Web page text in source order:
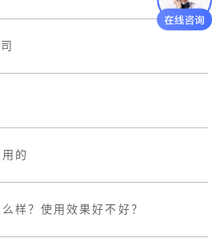
的
样？使用效果好不好？